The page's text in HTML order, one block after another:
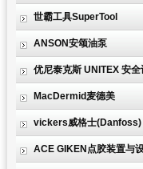
世霸工具SuperTool
ANSON安颂油泵
优尼泰克斯 UNITEX 安全
MacDermid麦德美
vickers威格士(Danfoss)
ACE GIKEN点胶装置与